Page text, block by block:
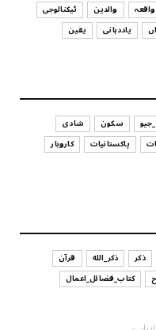
واقعہ والدین
ٹیکنالوجی
یاددہانی یقین
سکون
شادی
پاکستانیات
کاروبار
ذکر ذکر_الله
قرآن
کتاب_فضائل_اعمال